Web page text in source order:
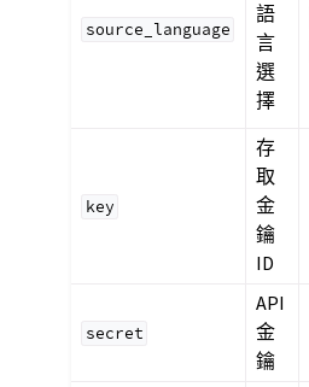
source_language
語
言
選
擇
key
存
取
金
鑰
ID
secret
API
金
鑰